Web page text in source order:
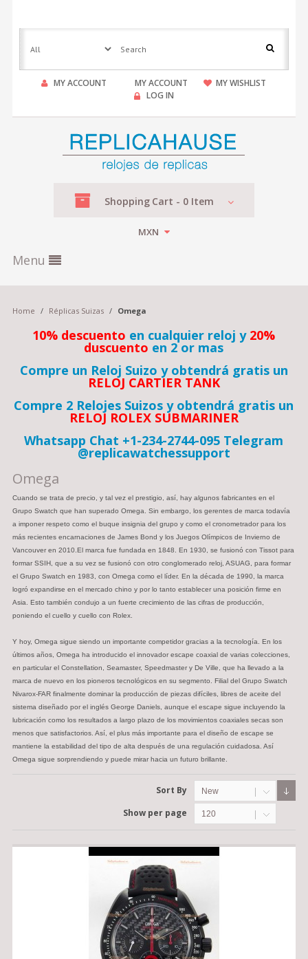
MY ACCOUNT MY ACCOUNT
MY WISHLIST
LOG IN
Shopping Cart - 0Item
MXN
Menu
Home / Réplicas Suizas / Omega
10% descuento en cualquier reloj y 20%
duscuento en 2 or mas
Compre un Reloj Suizo y obtendrá gratis un
RELOJ CARTIER TANK
Compre 2 Relojes Suizos y obtendrá gratis un
RELOJ ROLEX SUBMARINER
Whatsapp Chat +1-234-2744-095 Telegram
@replicawatchessupport
Omega
Cuando se trata de precio, y tal vez el prestigio, así, hay algunos fabricantes en el
Grupo Swatch que han superado Omega. Sin embargo, los gerentes de marca todavía
a imponer respeto como el buque insignia del grupo y como el cronometrador para los
más recientes encarnaciones de James Bond y los Juegos Olímpicos de Invierno de
Vancouver en 2010.El marca fue fundada en 1848. En 1930, se fusionó con Tissot para
formar SSIH, que a su vez se fusionó con otro conglomerado reloj, ASUAG, para formar
el Grupo Swatch en 1983, con Omega como el líder. En la década de 1990, la marca
logró expandirse en el mercado chino y por lo tanto establecer una posición firme en
Asia. Esto también condujo a un fuerte crecimiento de las cifras de producción,
poniendo el cuello y cuello con Rolex.
Y hoy, Omega sigue siendo un importante competidor gracias a la tecnología. En los
últimos años, Omega ha introducido el innovador escape coaxial de varias colecciones,
en particular el Constellation, Seamaster, Speedmaster y De Ville, que ha llevado a la
marca de nuevo en los pioneros tecnológicos en su segmento. Filial del Grupo Swatch
Nivarox-FAR finalmente dominar la producción de piezas difíciles, libres de aceite del
sistema diseñado por el inglés George Daniels, aunque el escape sigue incluyendo la
lubricación como los resultados a largo plazo de los movimientos coaxiales secas son
menos que satisfactorios. Así, el plus más importante para el diseño de escape se
mantiene la estabilidad del tipo de alta después de una regulación cuidadosa. Así
Omega sigue sorprendiendo y puede mirar hacia un futuro brillante.
Sort By New
Show per page 120